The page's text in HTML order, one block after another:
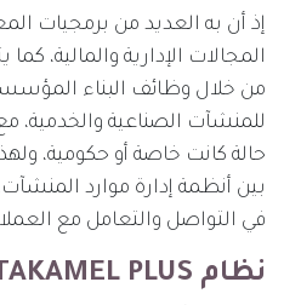
إذ أن به العديد من برمجيات
المجالات الإدارية والمالية،
من خلال وظائف البناء
للمنشآت الصناعية
حالة كانت خاصة أو حكومية،
بين أنظمة إدارة موارد
في التواصل والتعامل مع
نظام MOTAKAMEL PLUS